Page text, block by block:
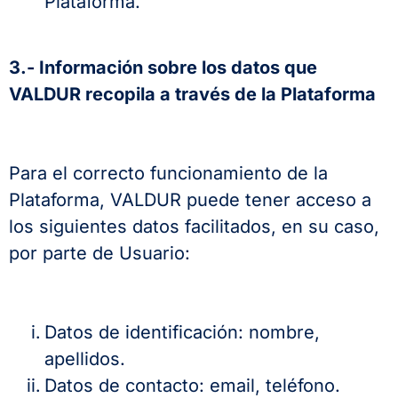
3.- Información sobre los datos que
VALDUR recopila a través de la Plataforma
Para el correcto funcionamiento de la
Plataforma, VALDUR puede tener acceso a
los siguientes datos facilitados, en su caso,
por parte de Usuario:
Datos de identificación: nombre,
apellidos.
Datos de contacto: email, teléfono.